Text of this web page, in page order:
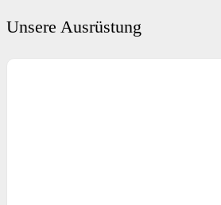
Unsere Ausrüstung